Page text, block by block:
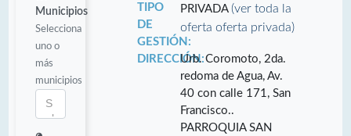
Municipios
Selecciona
uno o
más
municipios
TIPO
DE
GESTIÓN:
PRIVADA(ver toda la
oferta oferta privada)
DIRECCIÓN:Urb. Coromoto, 2da.
redoma de Agua, Av.
40 con calle 171, San
Francisco..
PARROQUIA SAN